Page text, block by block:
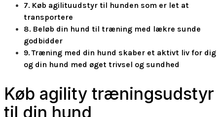
Køb agilituudstyr til hunden som er let at
transportere
Beløb din hund til træning med lækre sunde
godbidder
Træning med din hund skaber et aktivt liv for dig
og din hund med øget trivsel og sundhed
Køb agility træningsudstyr
til din hund